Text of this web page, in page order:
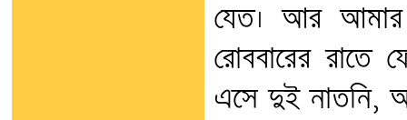
যেত। আর আমার
রোববারের রাতে
এসে দুই নাতনি,